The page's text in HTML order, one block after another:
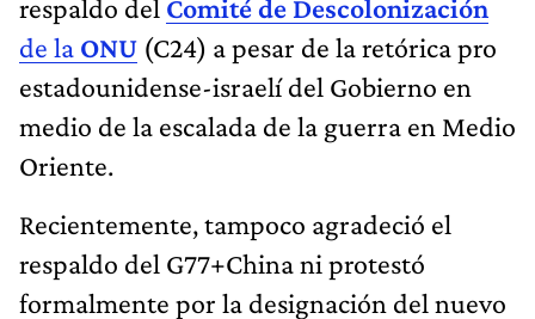
respaldo del Comité de Descolonización
de la ONU (C24) a pesar de la retórica pro
estadounidense-israelí del Gobierno en
medio de la escalada de la guerra en Medio
Oriente.
Recientemente, tampoco agradeció el
respaldo del G77+China ni protestó
formalmente por la designación del nuevo